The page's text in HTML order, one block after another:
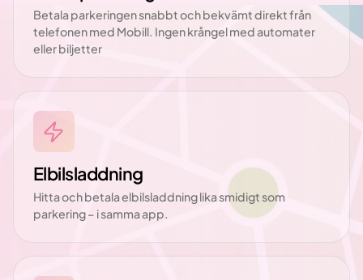
Betala parkeringen snabbt och bekvämt direkt från
telefonen med Mobill. Ingen krångel med automater
eller biljetter
Elbilsladdning
Hitta och betala elbilsladdning lika smidigt som
parkering – i samma app.